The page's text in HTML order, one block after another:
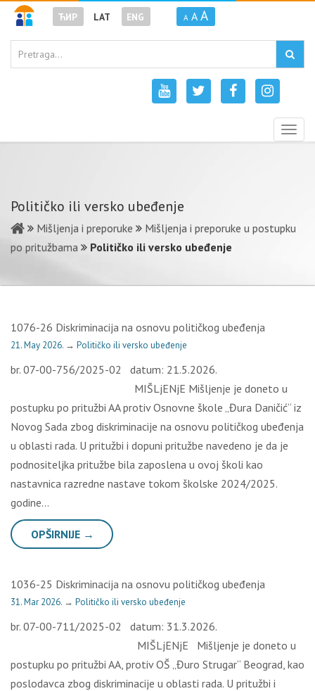
ЋИР LAT ENG A A A
Političko ili versko ubeđenje
Mišljenja i preporuke
Mišljenja i preporuke u postupku
po pritužbama
Političko ili versko ubeđenje
1076-26 Diskriminacija na osnovu političkog ubeđenja
21. May 2026. → Političko ili versko ubeđenje
br. 07-00-756/2025-02 datum: 21.5.2026.
MIŠLjENjE Mišljenje je doneto u
postupku po pritužbi AA protiv Osnovne škole „Đura Daničić“ iz
Novog Sada zbog diskriminacije na osnovu političkog ubeđenja
u oblasti rada. U pritužbi i dopuni pritužbe navedeno je da je
podnositeljka pritužbe bila zaposlena u ovoj školi kao
nastavnica razredne nastave tokom školske 2024/2025.
godine…
OPŠIRNIJE →
1036-25 Diskriminacija na osnovu političkog ubeđenja
31. Mar 2026. → Političko ili versko ubeđenje
br. 07-00-711/2025-02 datum: 31.3.2026.
MIŠLjENjE Mišljenje je doneto u
postupku po pritužbi AA, protiv OŠ „Đuro Strugar“ Beograd, kao
poslodavca zbog diskriminacije u oblasti rada. U pritužbi i